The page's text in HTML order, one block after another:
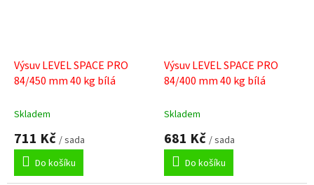
Výsuv LEVEL SPACE PRO
84/450 mm 40 kg bílá
Skladem
711 Kč / sada
Do košíku
Výsuv LEVEL SPACE PRO
84/400 mm 40 kg bílá
Skladem
681 Kč / sada
Do košíku